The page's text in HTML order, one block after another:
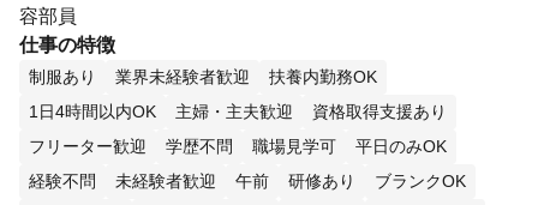
容部員
仕事の特徴
制服あり 業界未経験者歓迎
扶養内勤務OK
1日4時間以内OK
主婦・主夫歓迎
資格取得支援あり
フリーター歓迎
学歴不問 職場見学可
平日のみOK
経験不問
未経験者歓迎 午前 研修あり
ブランクOK